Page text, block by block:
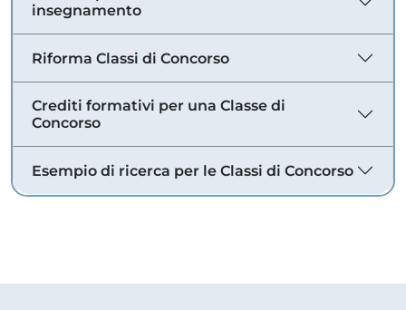
insegnamento
Riforma Classi di Concorso
Crediti formativi per una Classe di
Concorso
Esempio di ricerca per le Classi di Concorso